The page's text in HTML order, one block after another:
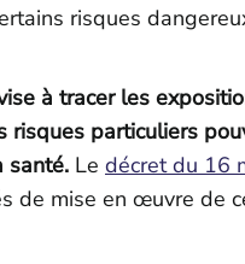
risques
à tracer les
risques particuliers
santé. Le décret du 16
de mise en œuvre de